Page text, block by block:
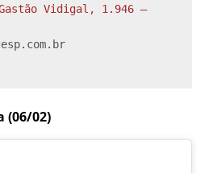
Vidigal, 1.946 –
(06/02)